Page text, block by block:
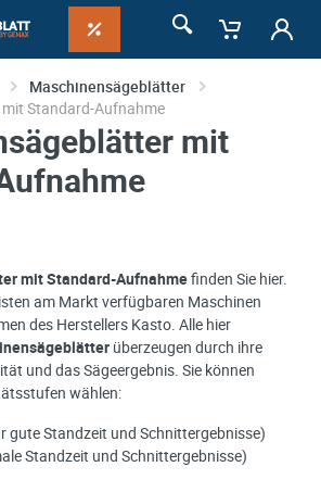
Maschinensägeblätter
Standard-Aufnahme
mit
mit Standard-Aufnahmefinden Sie hier.
am Markt verfügbaren Maschinen
des Herstellers Kasto. Alle hier
überzeugen durch ihre
und das Sägeergebnis. Sie können
wählen:
gute Standzeit und Schnittergebnisse)
Standzeit und Schnittergebnisse)